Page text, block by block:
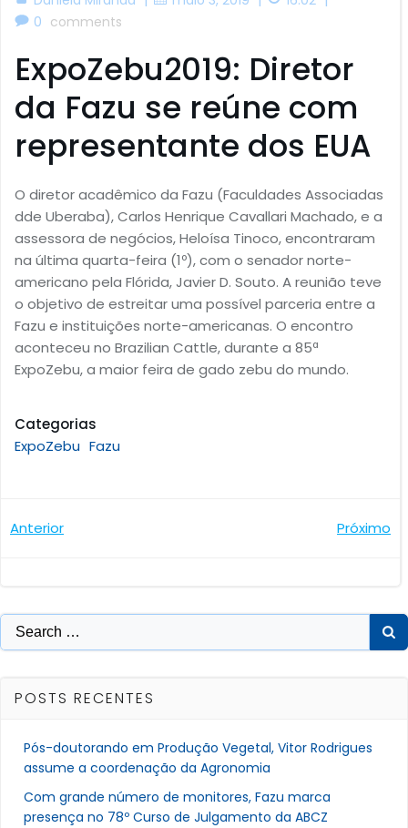
0 comments
ExpoZebu2019: Diretor
da Fazu se reúne com
representante dos EUA
O diretor acadêmico da Fazu (Faculdades Associadas
dde Uberaba), Carlos Henrique Cavallari Machado, e a
assessora de negócios, Heloísa Tinoco, encontraram
na última quarta-feira (1º), com o senador norte-
americano pela Flórida, Javier D. Souto. A reunião teve
o objetivo de estreitar uma possível parceria entre a
Fazu e instituições norte-americanas. O encontro
aconteceu no Brazilian Cattle, durante a 85ª
ExpoZebu, a maior feira de gado zebu do mundo.
Categorias
ExpoZebu Fazu
Navegação
Post
Anterior
Post
Próximo
Search
for:
POSTS RECENTES
Pós-doutorando em Produção Vegetal, Vitor Rodrigues
assume a coordenação da Agronomia
Com grande número de monitores, Fazu marca
presença no 78º Curso de Julgamento da ABCZ